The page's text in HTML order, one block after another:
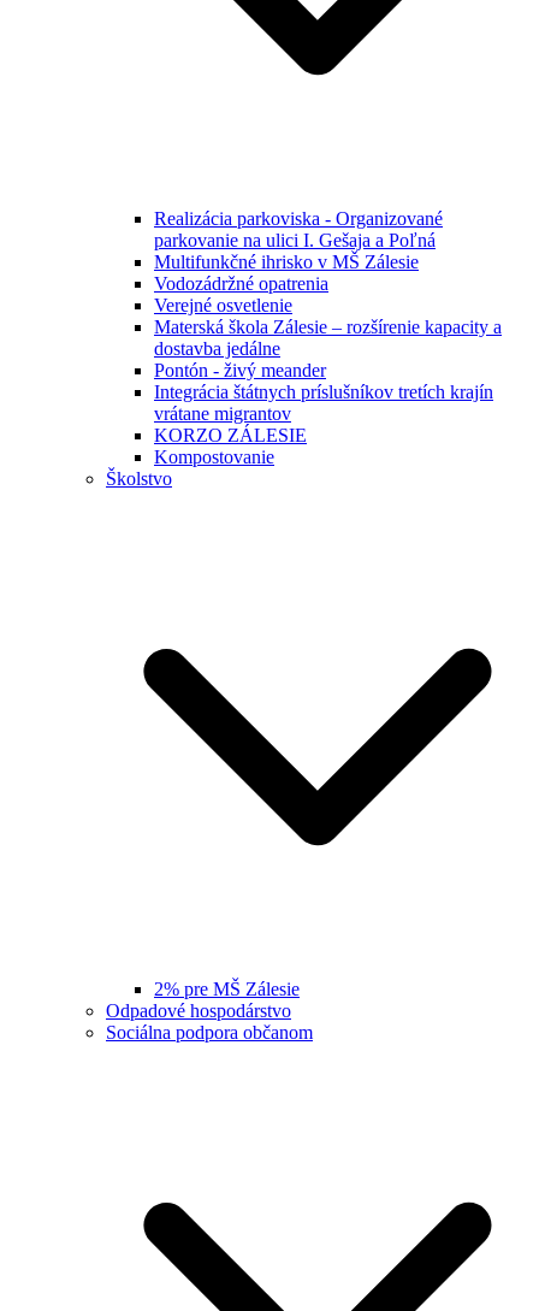
Realizácia parkoviska - Organizované
parkovanie na ulici I. Gešaja a Poľná
Multifunkčné ihrisko v MŠ Zálesie
Vodozádržné opatrenia
Verejné osvetlenie
Materská škola Zálesie – rozšírenie kapacity a
dostavba jedálne
Pontón - živý meander
Integrácia štátnych príslušníkov tretích krajín
vrátane migrantov
KORZO ZÁLESIE
Kompostovanie
Školstvo
2% pre MŠ Zálesie
Odpadové hospodárstvo
Sociálna podpora občanom